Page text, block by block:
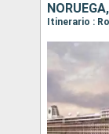
Itinerario :